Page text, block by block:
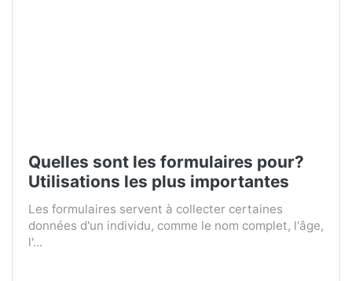
Quelles sont les formulaires pour?
Utilisations les plus importantes
Les formulaires servent à collecter certaines
données d'un individu, comme le nom complet, l'âge,
l'...